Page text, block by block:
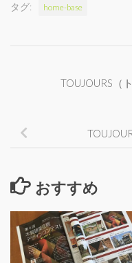
タグ: home-base
TOUJOURS（
おすすめ